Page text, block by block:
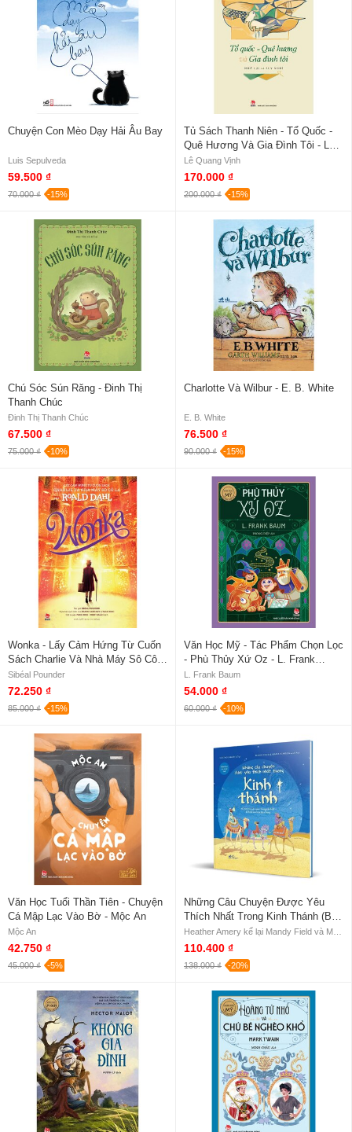
Chuyện Con Mèo Dạy Hải Âu Bay
Luis Sepulveda
59.500 ₫
70.000 ₫ -15%
Tủ Sách Thanh Niên - Tổ Quốc -
Quê Hương Và Gia Đình Tôi - Lê
Quang Vịnh
Lê Quang Vịnh
170.000 ₫
200.000 ₫ -15%
Chú Sóc Sún Răng - Đinh Thị
Thanh Chúc
Đinh Thị Thanh Chúc
67.500 ₫
75.000 ₫ -10%
Charlotte Và Wilbur - E. B. White
E. B. White
76.500 ₫
90.000 ₫ -15%
Wonka - Lấy Cảm Hứng Từ Cuốn
Sách Charlie Và Nhà Máy Sô Cô
La Của Roald Dahl
Sibéal Pounder
72.250 ₫
85.000 ₫ -15%
Văn Học Mỹ - Tác Phẩm Chọn Lọc
- Phù Thủy Xứ Oz - L. Frank
Baum
L. Frank Baum
54.000 ₫
60.000 ₫ -10%
Văn Học Tuổi Thần Tiên - Chuyện
Cá Mập Lạc Vào Bờ - Mộc An
Mộc An
42.750 ₫
45.000 ₫ -5%
Những Câu Chuyện Được Yêu
Thích Nhất Trong Kinh Thánh (Bìa
Cứng)
110.400 ₫
138.000 ₫ -20%